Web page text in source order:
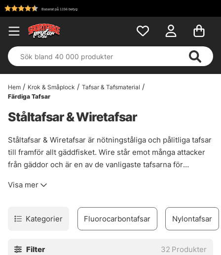
Hem Krok & Småplock
Tafsar & Tafsmaterial
Färdiga Tafsar
Ståltafsar & Wiretafsar
Ståltafsar & Wiretafsar är nötningståliga och pålitliga tafsar
till framför allt gäddfisket. Wire står emot många attacker
från gäddor och är en av de vanligaste tafsarna för
wiretafsar som är färdigknutna, så du kan börja fiska efter
Visa mer
Kategorier Fluorocarbontafsar Nylontafsar
Filter 32 Produkter